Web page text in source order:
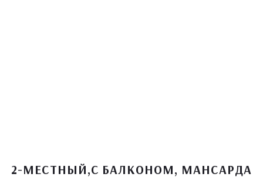
2-МЕСТНЫЙ,С БАЛКОНОМ, МАНСАРДА